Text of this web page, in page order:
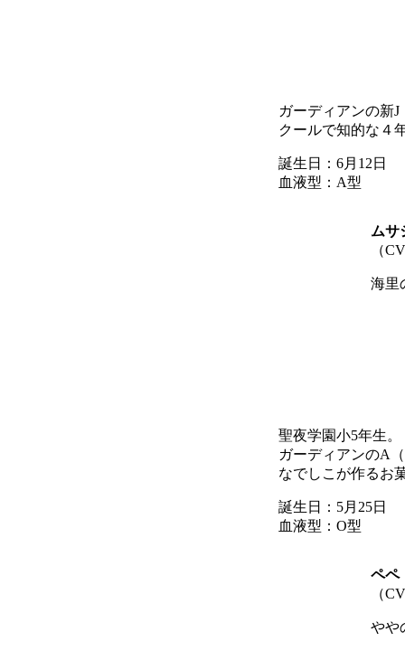
ガーディアンの新
クールで知的な４
誕生日：6月12日
血液型：A型
ムサ
（
海里
聖夜学園小5年生。
ガーディアンのA
なでしこが作るお
誕生日：5月25日
血液型：O型
ペペ
（
やや